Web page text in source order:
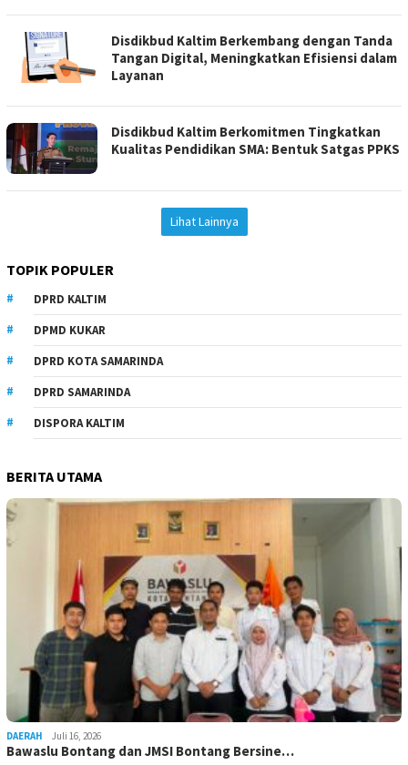
Disdikbud Kaltim Berkembang dengan Tanda
Tangan Digital, Meningkatkan Efisiensi dalam
Layanan
Disdikbud Kaltim Berkomitmen Tingkatkan
Kualitas Pendidikan SMA: Bentuk Satgas PPKS
Lihat Lainnya
TOPIK POPULER
DPRD KALTIM
DPMD KUKAR
DPRD KOTA SAMARINDA
DPRD SAMARINDA
DISPORA KALTIM
BERITA UTAMA
DAERAH Juli 16, 2026
Bawaslu Bontang dan JMSI Bontang Bersine…